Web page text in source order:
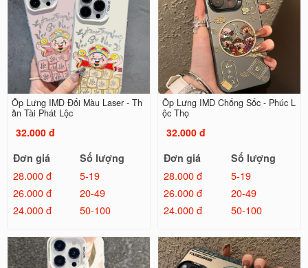
Ốp Lưng IMD Đổi Màu Laser - Th
ần Tài Phát Lộc
32.000 đ
Đơn giá
Số lượng
28.000 đ
5-19
26.000 đ
20-49
24.000 đ
50-100
Ốp Lưng IMD Chống Sốc - Phúc L
ộc Thọ
32.000 đ
Đơn giá
Số lượng
28.000 đ
5-19
26.000 đ
20-49
24.000 đ
50-100